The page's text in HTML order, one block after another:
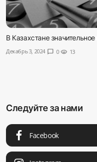
В Казахстане
Декабрь 3, 2024 chat_bubble 0 visibility 13
Следуйте за нами
Facebook